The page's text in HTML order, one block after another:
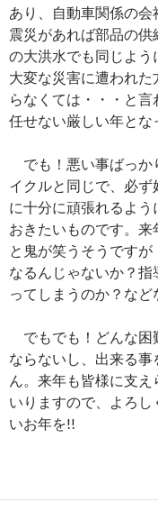
あり、自動車関係の
震災があれば部品の
の大洪水でも同じよう
大変な災害に遭われ
らなくては・・・と
任せない厳しい年とな
でも！悪い事ばっか
イクルと同じで、必
に十分に頑張れるよ
おきたいものです。来
と鬼が笑うそうです
なるんじゃないか？
ってしまうのか？など
でもでも！どんな困
ならないし、出来る
ん。来年も皆様に支
いりますので、よろ
いお年を!!